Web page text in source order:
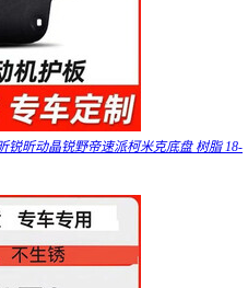
锐昕动晶锐野帝速派柯米克底盘 树脂 18-